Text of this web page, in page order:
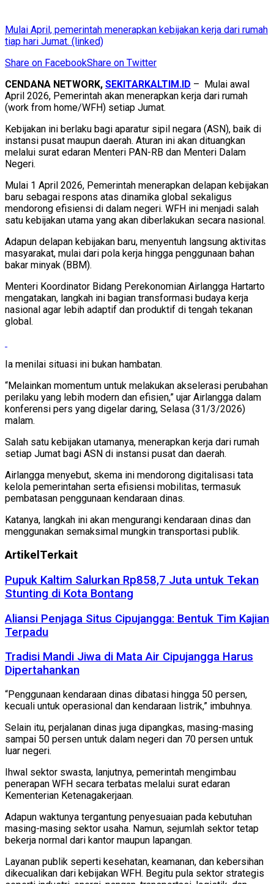
Mulai April, pemerintah menerapkan kebijakan kerja dari rumah
tiap hari Jumat. (linked)
Share on FacebookShare on Twitter
CENDANA NETWORK, SEKITARKALTIM.ID – Mulai awal
April 2026, Pemerintah akan menerapkan kerja dari rumah
(work from home/WFH) setiap Jumat.
Kebijakan ini berlaku bagi aparatur sipil negara (ASN), baik di
instansi pusat maupun daerah. Aturan ini akan dituangkan
melalui surat edaran Menteri PAN-RB dan Menteri Dalam
Negeri.
Mulai 1 April 2026, Pemerintah menerapkan delapan kebijakan
baru sebagai respons atas dinamika global sekaligus
mendorong efisiensi di dalam negeri. WFH ini menjadi salah
satu kebijakan utama yang akan diberlakukan secara nasional.
Adapun delapan kebijakan baru, menyentuh langsung aktivitas
masyarakat, mulai dari pola kerja hingga penggunaan bahan
bakar minyak (BBM).
Menteri Koordinator Bidang Perekonomian Airlangga Hartarto
mengatakan, langkah ini bagian transformasi budaya kerja
nasional agar lebih adaptif dan produktif di tengah tekanan
global.
Ia menilai situasi ini bukan hambatan.
“Melainkan momentum untuk melakukan akselerasi perubahan
perilaku yang lebih modern dan efisien,” ujar Airlangga dalam
konferensi pers yang digelar daring, Selasa (31/3/2026)
malam.
Salah satu kebijakan utamanya, menerapkan kerja dari rumah
setiap Jumat bagi ASN di instansi pusat dan daerah.
Airlangga menyebut, skema ini mendorong digitalisasi tata
kelola pemerintahan serta efisiensi mobilitas, termasuk
pembatasan penggunaan kendaraan dinas.
Katanya, langkah ini akan mengurangi kendaraan dinas dan
menggunakan semaksimal mungkin transportasi publik.
Artikel Terkait
Pupuk Kaltim Salurkan Rp858,7 Juta untuk Tekan
Stunting di Kota Bontang
Aliansi Penjaga Situs Cipujangga: Bentuk Tim Kajian
Terpadu
Tradisi Mandi Jiwa di Mata Air Cipujangga Harus
Dipertahankan
“Penggunaan kendaraan dinas dibatasi hingga 50 persen,
kecuali untuk operasional dan kendaraan listrik,” imbuhnya.
Selain itu, perjalanan dinas juga dipangkas, masing-masing
sampai 50 persen untuk dalam negeri dan 70 persen untuk
luar negeri.
Ihwal sektor swasta, lanjutnya, pemerintah mengimbau
penerapan WFH secara terbatas melalui surat edaran
Kementerian Ketenagakerjaan.
Adapun waktunya tergantung penyesuaian pada kebutuhan
masing-masing sektor usaha. Namun, sejumlah sektor tetap
bekerja normal dari kantor maupun lapangan.
Layanan publik seperti kesehatan, keamanan, dan kebersihan
dikecualikan dari kebijakan WFH. Begitu pula sektor strategis